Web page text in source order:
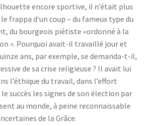
encore sportive, il n’était plus
frappa d‘un coup – du fameux type du
du bourgeois piétiste «ordonné à la
». Pourquoi avait-il travaillé jour et
ans, par exemple, se demanda-t-il,
de sa crise religieuse ? Il avait lui
l’éthique du travail, dans l’effort
succès les signes de son élection par
au monde, à peine reconnaissable
de la Grâce.